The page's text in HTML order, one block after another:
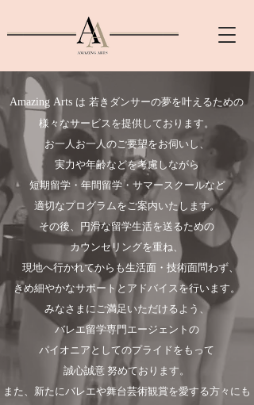
Amazing Arts は 若きダンサーの夢を叶えるための
様々なサービスを提供しております。
お一人お一人のご要望をお伺いし、
実力や年齢などを考慮しながら
短期留学・年間留学・サマースクールなど
適切なプログラムをご案内いたします。
その後、円滑な留学生活を送るための
カウンセリングを重ね、
現地へ行かれてからも生活面・技術面問わず、
きめ細やかなサポートとアドバイスを行います。
みなさまにご満足いただけるよう、
バレエ留学専門エージェントの
パイオニアとしてのプライドをもって
誠心誠意 努めております。
また、新たにバレエや舞台芸術観賞を愛する方々にも